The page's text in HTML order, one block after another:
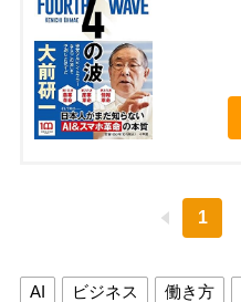
1
AI ビジネス 働き方